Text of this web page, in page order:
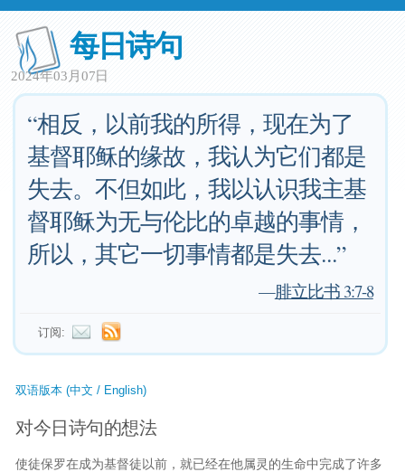
每日诗句
2024年03月07日
“相反，以前我的所得，现在为了
基督耶稣的缘故，我认为它们都是
失去。不但如此，我以认识我主基
督耶稣为无与伦比的卓越的事情，
所以，其它一切事情都是失去...”
—腓立比书 3:7-8
订阅:
双语版本 (中文 / English)
对今日诗句的想法
使徒保罗在成为基督徒以前，就已经在他属灵的生命中完成了许多